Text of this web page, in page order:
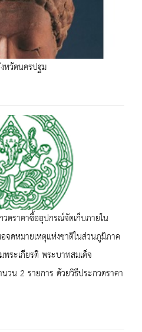
วัดนครปฐม
ดราคาซื้ออุปกรณ์จัดเก็บภายใน
ดหมายเหตุแห่งชาติในส่วนภูมิภาค
ระเกียรติ พระบาทสมเด็จ
วน 2 รายการ ด้วยวิธีประกวดราคา